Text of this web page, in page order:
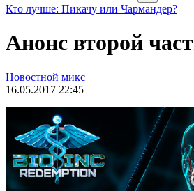
Кто лучше: Пикачу или Чармандер?
Анонс второй
Новостной микс
16.05.2017 22:45